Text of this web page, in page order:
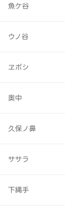
魚ケ谷
ウノ谷
ヱボシ
奥中
久保ノ鼻
ササラ
下縄手